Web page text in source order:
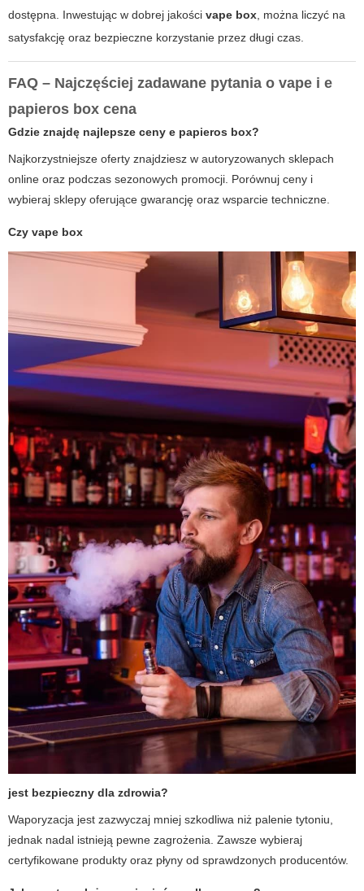
dostępna. Inwestując w dobrej jakości vape box , można liczyć na
satysfakcję oraz bezpieczne korzystanie przez długi czas.
FAQ – Najczęściej zadawane pytania o vape i e
papieros box cena
Gdzie znajdę najlepsze ceny e papieros box?
Najkorzystniejsze oferty znajdziesz w autoryzowanych sklepach
online oraz podczas sezonowych promocji. Porównuj ceny i
wybieraj sklepy oferujące gwarancję oraz wsparcie techniczne.
Czy vape box
jest bezpieczny dla zdrowia?
Waporyzacja jest zazwyczaj mniej szkodliwa niż palenie tytoniu,
jednak nadal istnieją pewne zagrożenia. Zawsze wybieraj
certyfikowane produkty oraz płyny od sprawdzonych producentów.